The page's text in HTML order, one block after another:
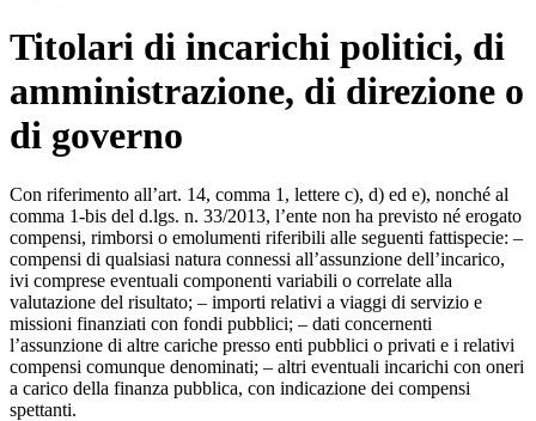
Titolari di incarichi politici, di
amministrazione, di direzione o
di governo
Con riferimento all’art. 14, comma 1, lettere c), d) ed e), nonché al
comma 1-bis del d.lgs. n. 33/2013, l’ente non ha previsto né erogato
compensi, rimborsi o emolumenti riferibili alle seguenti fattispecie: –
compensi di qualsiasi natura connessi all’assunzione dell’incarico,
ivi comprese eventuali componenti variabili o correlate alla
valutazione del risultato; – importi relativi a viaggi di servizio e
missioni finanziati con fondi pubblici; – dati concernenti
l’assunzione di altre cariche presso enti pubblici o privati e i relativi
compensi comunque denominati; – altri eventuali incarichi con oneri
a carico della finanza pubblica, con indicazione dei compensi
spettanti.